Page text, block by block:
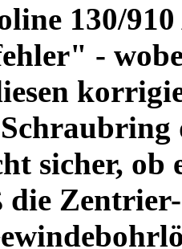
130/
-
sicher,
Zentrier-